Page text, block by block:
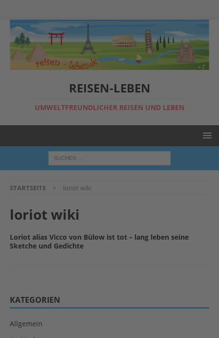
REISEN-LEBEN
UMWELTFREUNDLICHER REISEN UND LEBEN
STARTSEITE loriot wiki
loriot wiki
Loriot alias Vicco von Bülow ist tot – lang leben seine
Sketche und Gedichte
KATEGORIEN
Allgemein